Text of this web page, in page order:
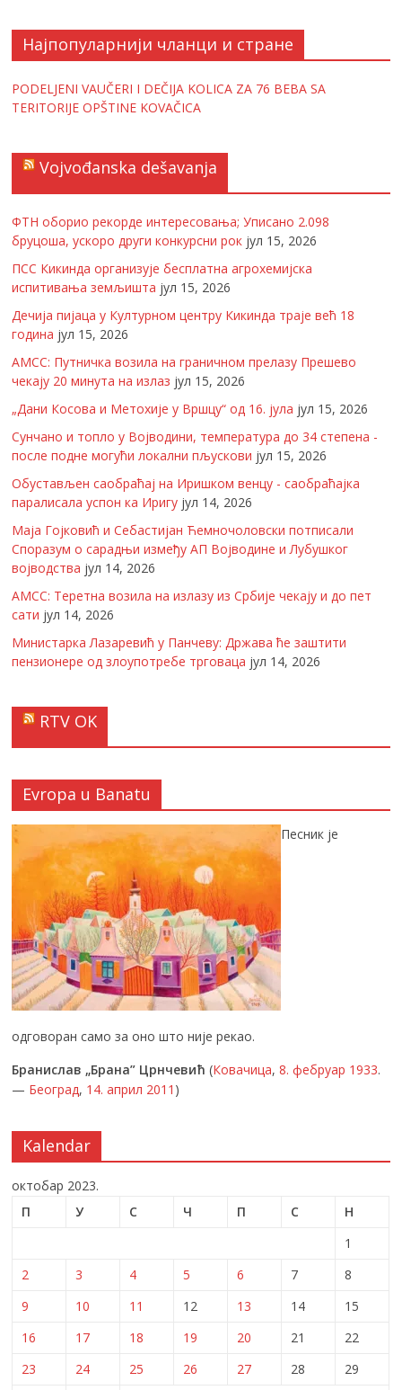
Најпопуларнији чланци и стране
PODELJENI VAUČERI I DEČIJA KOLICA ZA 76 BEBA SA
TERITORIJE OPŠTINE KOVAČICA
Vojvođanska dešavanja
ФТН оборио рекорде интересовања; Уписано 2.098
бруцоша, ускоро други конкурсни рок јул 15, 2026
ПСС Кикинда организује бесплатна агрохемијска
испитивања земљишта јул 15, 2026
Дечија пијаца у Културном центру Кикинда траје већ 18
година јул 15, 2026
АМСС: Путничка возила на граничном прелазу Прешево
чекају 20 минута на излаз јул 15, 2026
„Дани Косова и Метохије у Вршцу“ од 16. јула јул 15, 2026
Сунчано и топло у Војводини, температура до 34 степена -
после подне могући локални пљускови јул 15, 2026
Обустављен саобраћај на Иришком венцу - саобраћајка
паралисала успон ка Иригу јул 14, 2026
Маја Гојковић и Себастијан Ћемночоловски потписали
Споразум о сарадњи између АП Војводине и Лубушког
војводства јул 14, 2026
АМСС: Теретна возила на излазу из Србије чекају и до пет
сати јул 14, 2026
Министарка Лазаревић у Панчеву: Држава ће заштити
пензионере од злоупотребе трговаца јул 14, 2026
RTV OK
Evropa u Banatu
Песник је
одговоран само за оно што није рекао.
Бранислав „Брана” Црнчевић (Ковачица,8. фебруар 1933.
— Београд, 14. април 2011 )
Kalendar
октобар 2023.
П
У С Ч П С
Н
1
2
3 4 5 6 7
8
9
10 11 12 13 14
15
16
17 18 19 20 21
22
23
24 25 26 27 28
29